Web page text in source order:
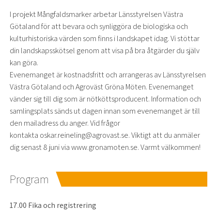
I projekt Mångfaldsmarker arbetar Länsstyrelsen Västra
Götaland för att bevara och synliggöra de biologiska och
kulturhistoriska värden som finns i landskapet idag. Vi stöttar
din landskapsskötsel genom att visa på bra åtgärder du själv
kan göra.
Evenemanget är kostnadsfritt och arrangeras av Länsstyrelsen
Västra Götaland och Agroväst Gröna Möten. Evenemanget
vänder sig till dig som är nötköttsproducent. Information och
samlingsplats sänds ut dagen innan som evenemanget är till
den mailadress du anger. Vid frågor
kontakta oskar.reineling@agrovast.se. Viktigt att du anmäler
dig senast 8 juni via www.gronamoten.se. Varmt välkommen!
Program
17.00 Fika och registrering